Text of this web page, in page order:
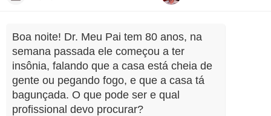
Boa noite! Dr. Meu Pai tem 80 anos, na
semana passada ele começou a ter
insônia, falando que a casa está cheia de
gente ou pegando fogo, e que a casa tá
bagunçada. O que pode ser e qual
profissional devo procurar?